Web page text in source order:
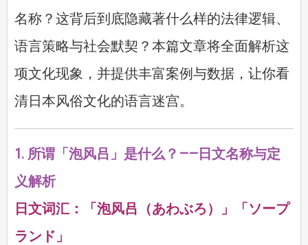
名称？这背后到底隐藏著什么样的法律逻辑、
语言策略与社会默契？本篇文章将全面解析这
项文化现象，并提供丰富案例与数据，让你看
清日本风俗文化的语言迷宫。
1. 所谓「泡风吕」是什么？——日文名称与定
义解析
日文词汇：「泡风吕（あわぶろ）」「ソープ
ランド」